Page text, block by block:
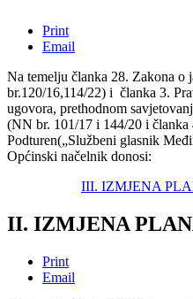
Print
Email
Na temelju članka 28. Zakona o
br.120/16,114/22) i članka 3.
ugovora, prethodnom
(NN br. 101/17 i 144/20 i članka
Podturen(„Službeni glasnik
Općinski načelnik donosi:
III. IZMJENA
II. IZMJENA
Print
Email